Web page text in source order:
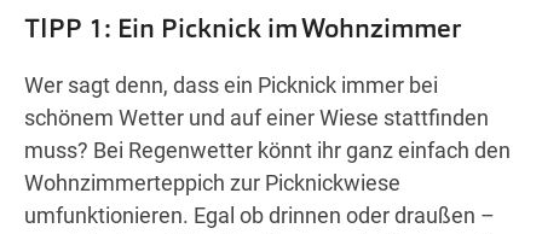
TIPP 1: Ein Picknick im Wohnzimmer
Wer sagt denn, dass ein Picknick immer bei
schönem Wetter und auf einer Wiese stattfinden
muss? Bei Regenwetter könnt ihr ganz einfach den
Wohnzimmerteppich zur Picknickwiese
umfunktionieren. Egal ob drinnen oder draußen –